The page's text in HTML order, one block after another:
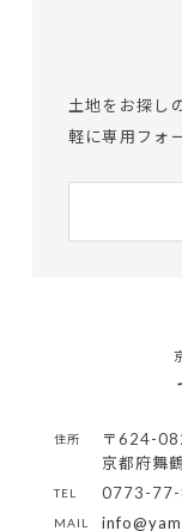
土地をお探し
軽に専用フォ
住所
〒624-
京都府舞
TEL 0773-
MAIL